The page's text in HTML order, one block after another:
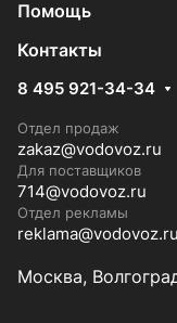
Помощь
Контакты
8 495 921-34-34
Отдел продаж
zakaz@vodovoz.ru
Для поставщиков
714@vodovoz.ru
Отдел рекламы
reklama@vodovoz.ru
Москва,